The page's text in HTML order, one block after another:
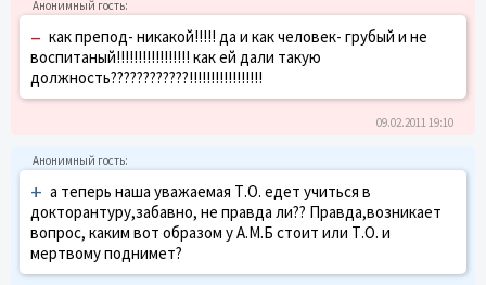
– как препод- никакой!!!!! да и как человек- грубый и не
воспитаный!!!!!!!!!!!!!!!!! как ей дали такую
должность????????????!!!!!!!!!!!!!!!!!
09.02.2011 19:10
+ а теперь наша уважаемая Т.О. едет учиться в
докторантуру,забавно, не правда ли?? Правда,возникает
вопрос, каким вот образом у А.М.Б стоит или Т.О. и
мертвому поднимет?